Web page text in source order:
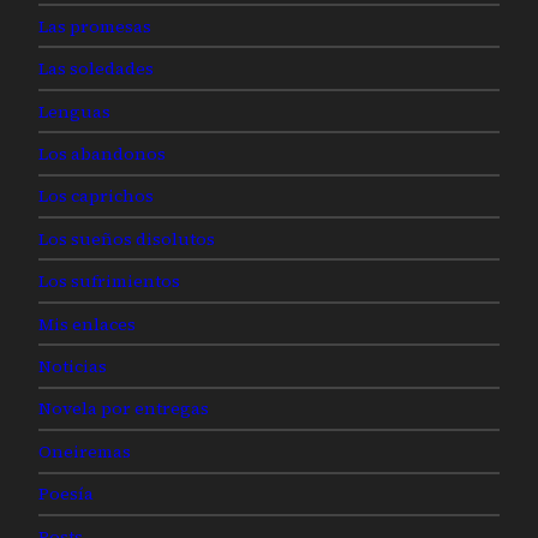
Las promesas
Las soledades
Lenguas
Los abandonos
Los caprichos
Los sueños disolutos
Los sufrimientos
Mis enlaces
Noticias
Novela por entregas
Oneiremas
Poesía